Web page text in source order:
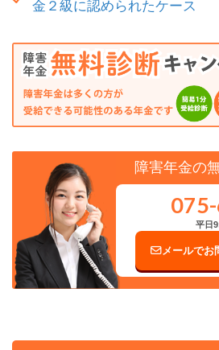
金２級に認められたケース
障害年金の
平日
メールでお